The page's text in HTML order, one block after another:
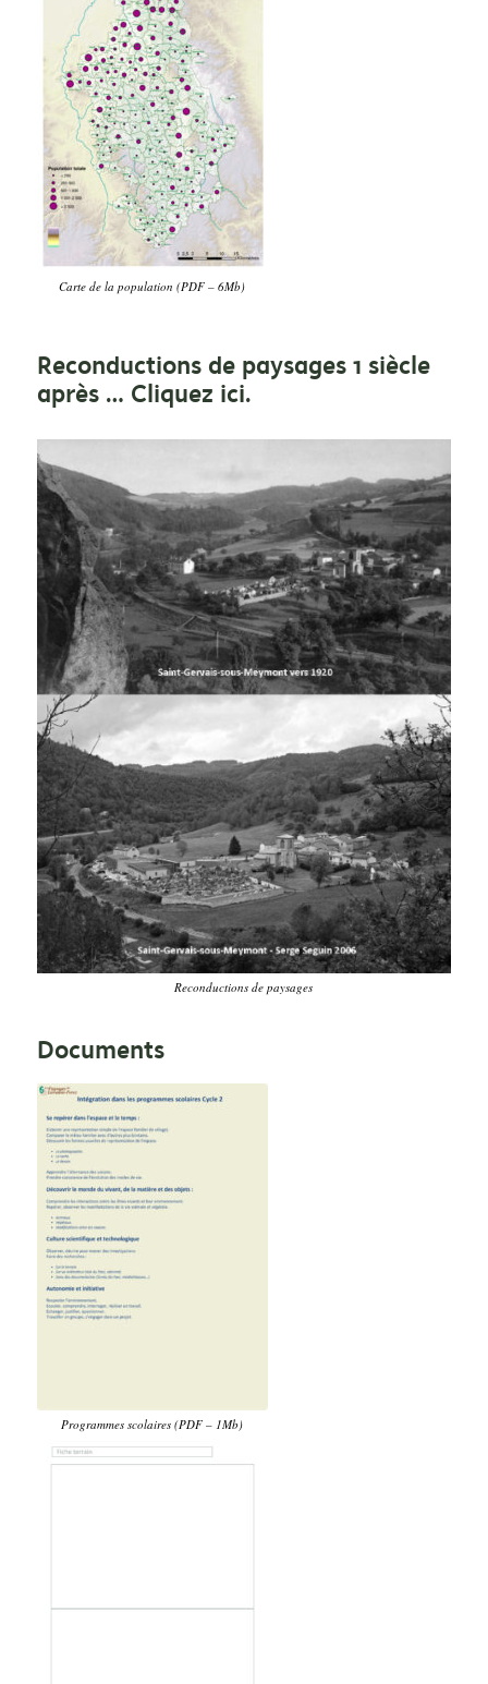
Carte de la population (PDF – 6Mb)
Reconductions de paysages 1 siècle
après … Cliquez ici.
Reconductions de paysages
Documents
Programmes scolaires (PDF – 1Mb)